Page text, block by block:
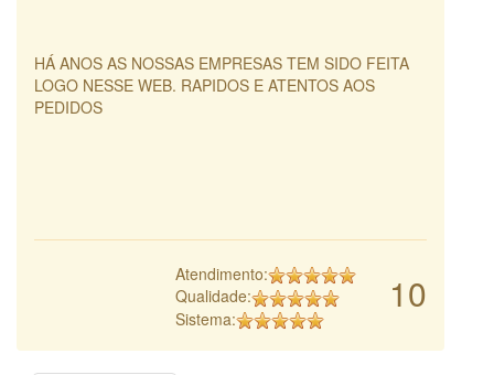
HÁ ANOS AS NOSSAS EMPRESAS TEM SIDO FEITA
LOGO NESSE WEB. RAPIDOS E ATENTOS AOS
PEDIDOS
10
Atendimento:
Qualidade:
Sistema: